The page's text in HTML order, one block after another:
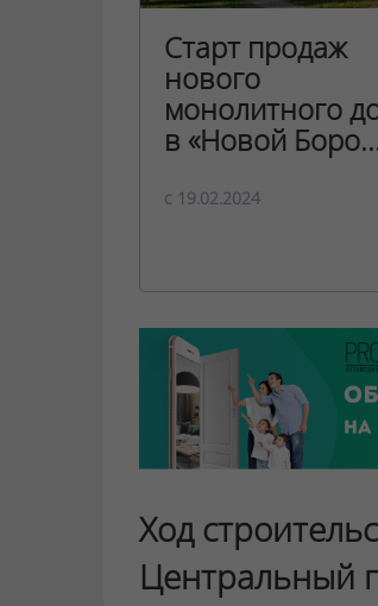
Старт продаж
нового
монолитного
в «Новой
c 19.02.2024
Ход
Центральный